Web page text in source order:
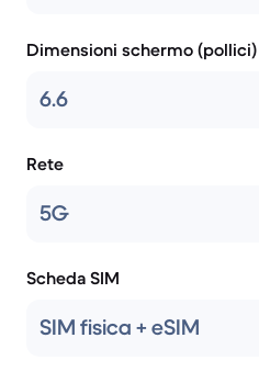
Dimensioni schermo (pollici)
6.6
Rete
5G
Scheda SIM
SIM fisica + eSIM